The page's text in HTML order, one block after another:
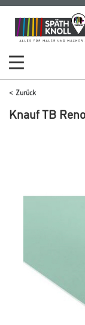
Zum
Inhalt
Zum
Navigationsmenü
Zurück
Knauf TB